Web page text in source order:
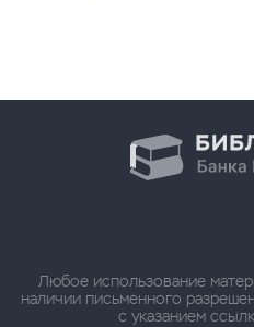
Любое использование
наличии письменного
с указанием